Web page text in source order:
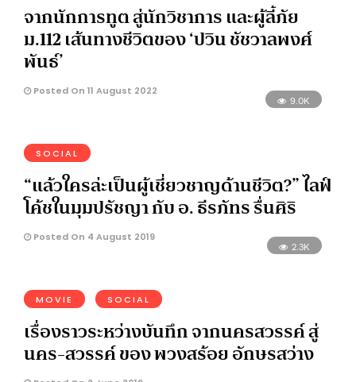
จากนักการทูต สู่นักวิชาการ และผู้ลี้ภัย
ม.112 เส้นทางชีวิตของ ‘ปวิน ชัชวาลพงศ์
พันธ์’
Posted On 11 August 2022
9.0K
SOCIAL
“แล้วใครล่ะเป็นผู้เชี่ยวชาญด้านชีวิต?” ไลฟ์
โค้ชในมุมปรัชญา กับ อ. ธีรภัทร รื่นศิริ
Posted On 4 August 2019
2.3K
MOVIE SOCIAL
เรื่องราวระหว่างบันทึก จากนครสวรรค์ สู่
นคร-สวรรค์ ของ พวงสร้อย อักษรสว่าง